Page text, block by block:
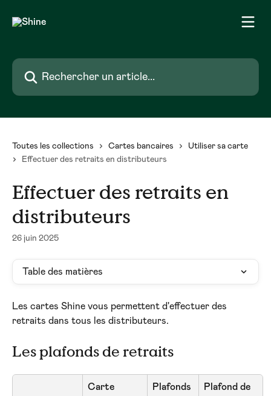
Rechercher un article...
Toutes les collections Cartes bancaires
Utiliser sa carte
Effectuer des retraits en distributeurs
Effectuer des retraits en
distributeurs
26 juin 2025
Table des matières
Les cartes Shine vous permettent d'effectuer des
retraits dans tous les distributeurs.
Les plafonds de retraits
Carte
Plafonds
Plafond de